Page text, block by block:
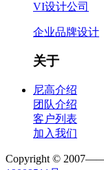
VI设计公司
企业品牌设计
关于
尼高介绍
团队介绍
客户列表
加入我们
Copyright ©